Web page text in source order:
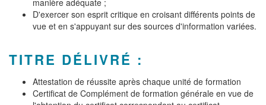
manière adéquate ;
D'exercer son esprit critique en croisant différents points de
vue et en s'appuyant sur des sources d'information variées.
TITRE DÉLIVRÉ :
Attestation de réussite après chaque unité de formation
Certificat de Complément de formation générale en vue de